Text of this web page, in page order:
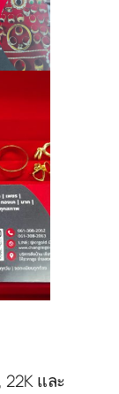
22K และ